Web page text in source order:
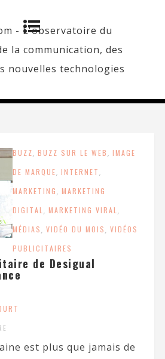
BUZZ, BUZZ SUR LE WEB, IMAGE
DE MARQUE, INTERNET,
MARKETING, MARKETING
DIGITAL , MARKETING VIRAL ,
MÉDIAS, VIDÉO DU MOIS, VIDÉOS
PUBLICITAIRES
de Desigual
est plus que jamais de